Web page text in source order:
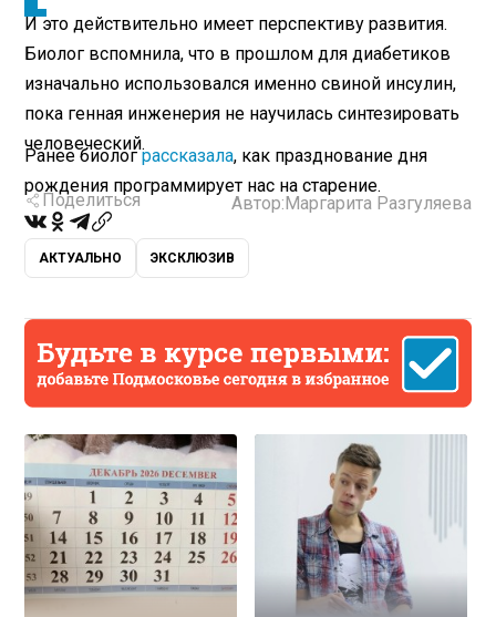
И это действительно имеет перспективу развития.
Биолог вспомнила, что в прошлом для диабетиков
изначально использовался именно свиной инсулин,
пока генная инженерия не научилась синтезировать
человеческий.
Ранее биолограссказала, как празднование дня
рождения программирует нас на старение.
Поделиться Автор: Маргарита Разгуляева
АКТУАЛЬНО ЭКСКЛЮЗИВ